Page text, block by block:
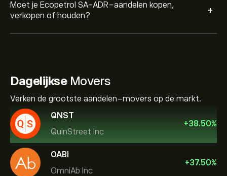
Moet je Ecopetrol SA-ADR-aandelen kopen,
verkopen of houden?
+
DagelijkseMovers
Verken de grootste aandelen-movers op de markt.
QNST
QuinStreet Inc
+38.50%
OABI
OmniAb Inc
+37.50%